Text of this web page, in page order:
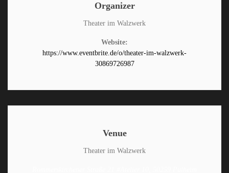
Organizer
Theater im Walzwerk
Website:
https://www.eventbrite.de/o/theater-im-walzwerk-
30869726987
Venue
Theater im Walzwerk